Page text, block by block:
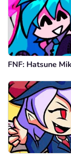
FNF: Hatsune